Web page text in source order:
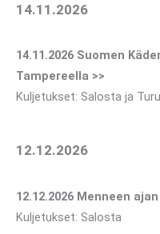
14.11.2026
14.11.2026 Suomen
Tampereella >>
Kuljetukset: Salosta ja
12.12.2026
12.12.2026 Menneen
Kuljetukset: Salosta